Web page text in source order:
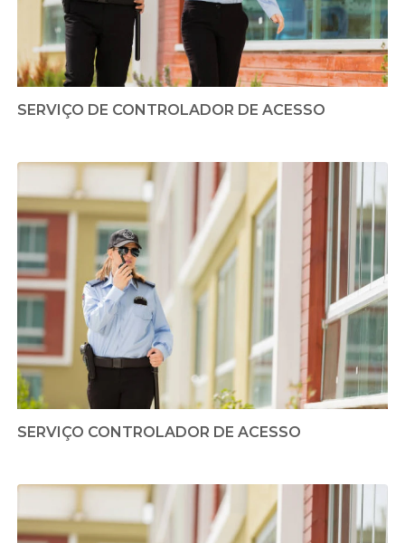
SERVIÇO DE CONTROLADOR DE ACESSO
SERVIÇO CONTROLADOR DE ACESSO